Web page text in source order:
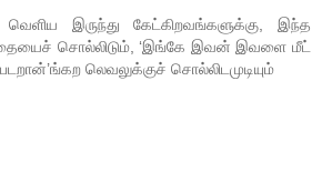
வெளிய இருந்து கேட்கிறவங்களுக்கு, இந்த
சொல்லிடும், ‘இங்கே இவன் இவளை மீட்
லெவலுக்குச் சொல்லிடமுடியும்